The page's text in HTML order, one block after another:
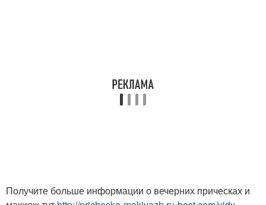
Получите больше информации о вечерних прическах и